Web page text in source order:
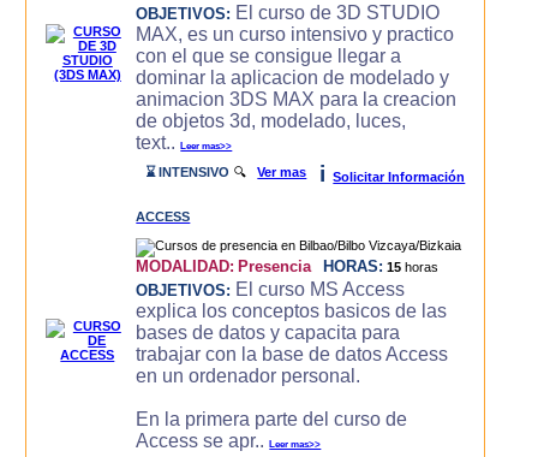
OBJETIVOS: El curso de 3D STUDIO
MAX, es un curso intensivo y practico
con el que se consigue llegar a
dominar la aplicacion de modelado y
animacion 3DS MAX para la creacion
de objetos 3d, modelado, luces,
text..Leer mas>>
⌛ INTENSIVO 🔍Ver mas i Solicitar Información
ACCESS
MODALIDAD: Presencia HORAS: 15 horas
OBJETIVOS: El curso MS Access
explica los conceptos basicos de las
bases de datos y capacita para
trabajar con la base de datos Access
en un ordenador personal.
En la primera parte del curso de
Access se apr..Leer mas>>